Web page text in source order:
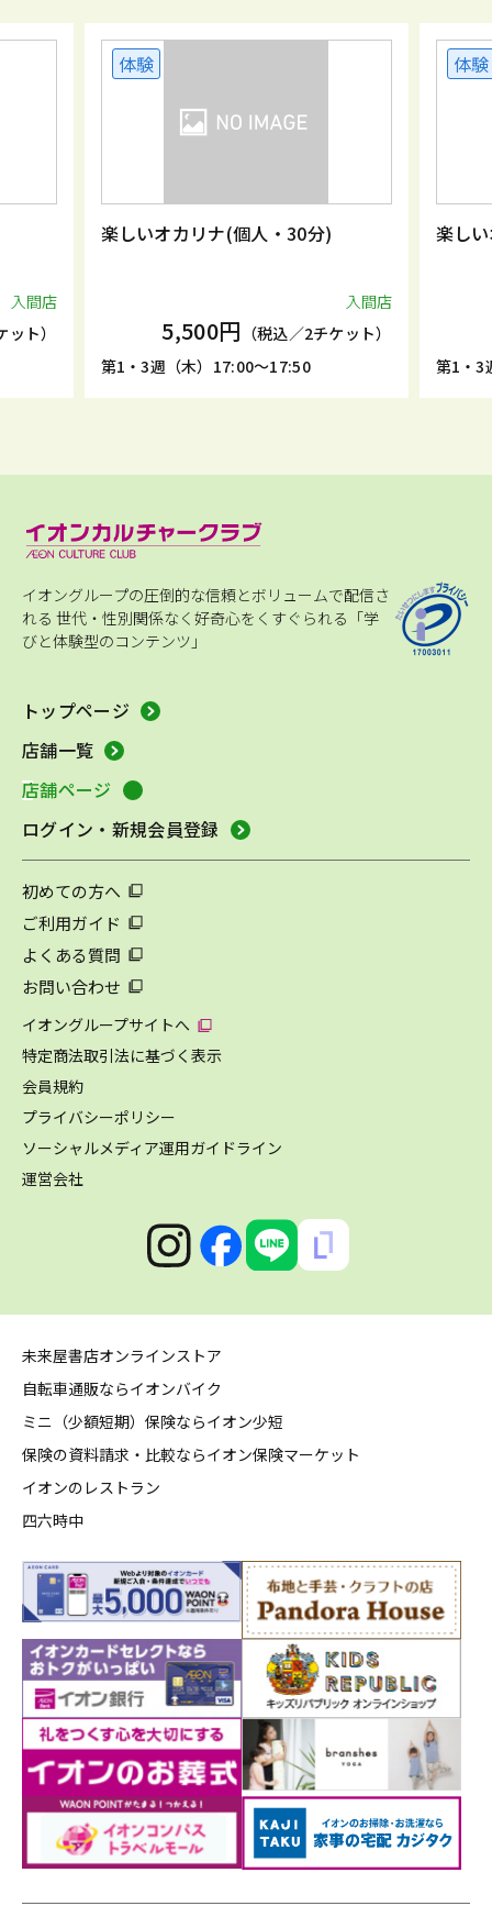
入間店
ト）
体験
楽しいオカリナ(個人・30分)
入間店
5,500円 （税込／2チケット）
第1・3週（木）17:00～17:50
体験
楽し
第1・3
イオングループの圧倒的な信頼とボリュームで配信さ
れる 世代・性別関係なく好奇心をくすぐられる「学
びと体験型のコンテンツ」
トップページ
店舗一覧
店舗ページ
ログイン・新規会員登録
初めての方へ
ご利用ガイド
よくある質問
お問い合わせ
イオングループサイトへ
特定商法取引法に基づく表示
会員規約
プライバシーポリシー
ソーシャルメディア運用ガイドライン
運営会社
未来屋書店オンラインストア
自転車通販ならイオンバイク
ミニ（少額短期）保険ならイオン少短
保険の資料請求・比較ならイオン保険マーケット
イオンのレストラン
四六時中